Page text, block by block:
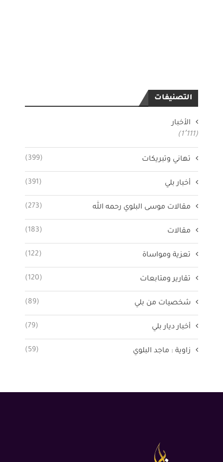
التصنيفات
الأخبار
(1٬111)
تهاني وتبريكات (399)
أخبار بلي (391)
مقالات موسى البلوي رحمه الله (273)
مقالات (183)
تعزية ومواساة (122)
تقارير ومتابعات (120)
شخصيات من بلي (89)
أخبار ديار بلي (79)
زاوية : ماجد البلوي (59)